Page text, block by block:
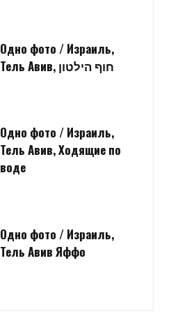
Одно фото / Израиль,
Тель Авив, חוף הילטון
Одно фото / Израиль,
Тель Авив, Ходящие по
воде
Одно фото / Израиль,
Тель Авив Яффо